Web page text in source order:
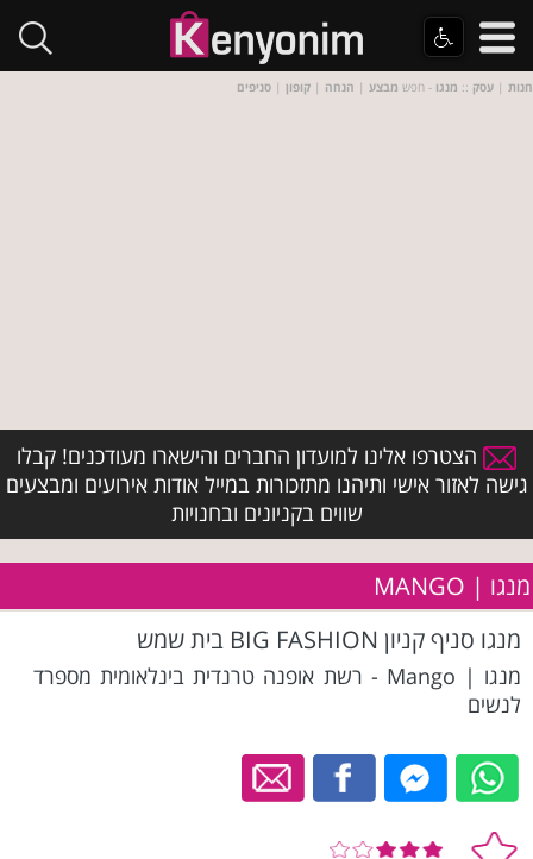
חנות | עסק :: מנגו - חפש מבצע | הנחה | קופון | סניפים
הצטרפו אלינו למועדון החברים והישארו מעודכנים! קבלו
גישה לאזור אישי ותיהנו מתזכורות במייל אודות אירועים ומבצעים
שווים בקניונים ובחנויות
מנגו | MANGO
מנגו סניף קניון BIG FASHION בית שמש
מנגו | Mango - רשת אופנה טרנדית בינלאומית מספרד
לנשים